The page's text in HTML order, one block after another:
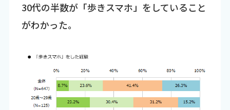
30代の半数が「歩きスマホ」をしていること
がわかった。